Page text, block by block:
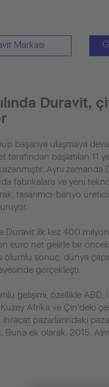
Markası
Duravit,
başarıya ulaşmaya
tarafından başlatılan 11
Aynı
fabrikalara ve yeni
tasarımcı-banyo
Duravit ilk kez 400
euro net gelirle bir
olumlu sonuç, dünya
gerçekleşti.
gelişimi, özellikle ABD,
Afrika ve Çin'deki
ihracat pazarlarındaki
Buna ek olarak, 2015,